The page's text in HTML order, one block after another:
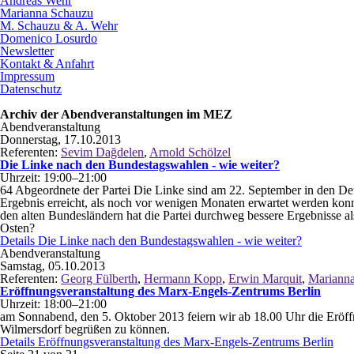
Marianna Schauzu
M. Schauzu & A. Wehr
Domenico Losurdo
Newsletter
Kontakt & Anfahrt
Impressum
Datenschutz
Archiv der Abendveranstaltungen im MEZ
Abendveranstaltung
Donnerstag, 17.10.2013
Referenten: Sevim Dağdelen, Arnold Schölzel
Die Linke nach den Bundestagswahlen - wie weiter?
Uhrzeit: 19:00–21:00
64 Abgeordnete der Partei Die Linke sind am 22. September in den
Ergebnis erreicht, als noch vor wenigen Monaten erwartet werden
den alten Bundesländern hat die Partei durchweg bessere
Osten?
Details Die Linke nach den Bundestagswahlen - wie weiter?
Abendveranstaltung
Samstag, 05.10.2013
Referenten: Georg Fülberth, Hermann Kopp, Erwin Marquit,
Eröffnungsveranstaltung des Marx-Engels-Zentrums Berlin
Uhrzeit: 18:00–21:00
am Sonnabend, den 5. Oktober 2013 feiern wir ab 18.00 Uhr die
Wilmersdorf begrüßen zu können.
Details Eröffnungsveranstaltung des Marx-Engels-Zentrums Berlin